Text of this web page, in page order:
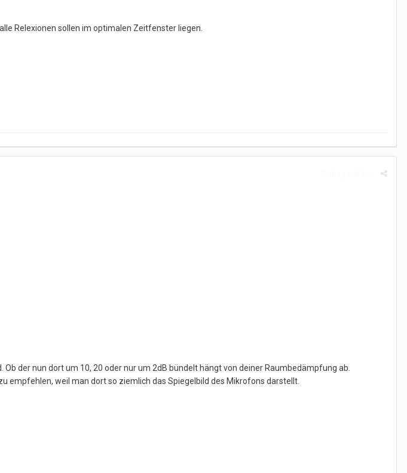
Relexionen sollen im optimalen Zeitfenster liegen.
der nun dort um 10, 20 oder nur um 2dB bündelt hängt von deiner Raumbedämpfung ab.
empfehlen, weil man dort so ziemlich das Spiegelbild des Mikrofons darstellt.